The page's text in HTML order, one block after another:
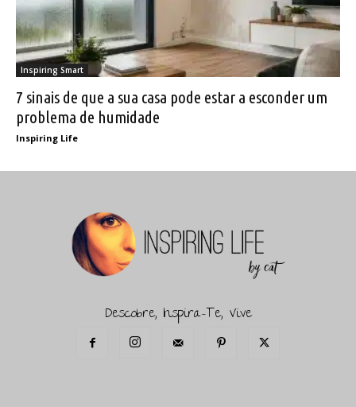
Inspiring Smart
7 sinais de que a sua casa pode estar a esconder um
problema de humidade
Inspiring Life
Descobre, Inspira-Te, Vive